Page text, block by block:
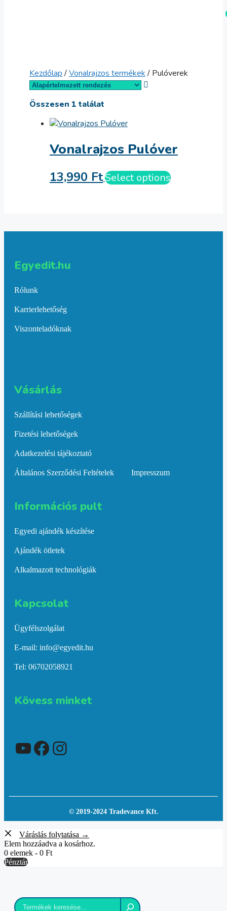
Kezdőlap/Vonalrajzos termékek/ Pulóverek
Összesen 1 találat
Vonalrajzos Pulóver
13,990 FtSelect options
Egyedit.hu
Rólunk
Karrierlehetőség
Viszonteladóknak
Vásárlás​
Szállítási lehetőségek
Fizetési lehetőségek
Adatkezelési tájékoztató
Általános Szerződési Feltételek Impresszum
Információs pult​
Egyedi ajándék készítése
Ajándék ötletek
Alkalmazott technológiák
Kapcsolat​
Ügyfélszolgálat
E-mail: info@egyedit.hu
Tel: 06702058921
Kövess minket
YouTube
Facebook
Instagram
© 2019-2024 Tradevance Kft.
Váráslás folytatása →
Elem hozzáadva a kosárhoz.
0 elemek - 0 Ft
Pénztár
Keresés